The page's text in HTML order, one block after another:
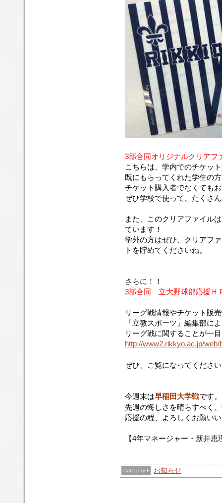
3部合同オリジナルクリアフ
こちらは、学内でのチケッ
既にもらってくれた学生の
チケット購入者でなくても
ぜひ学校で使って、たくさ
また、このクリアファイル
ています！
学外の方はぜひ、クリアフ
トを貯めてくださいね。
さらに！！
3部合同 立大野球部応援Ｈ
リーグ戦情報やチケット販
「立教スポーツ」編集部に
リーグ戦に関することが一
http://www2.rikkyo.ac.jp/
ぜひ、ご覧になってください
今週末は早稲田大学戦です。
先週の悔しさを晴らすべく
応援の程、よろしくお願い
【4年マネージャー・新井
お知らせ